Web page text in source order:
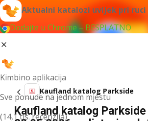
Aktualni katalozi uvijek pri ruci
Dodajte u Chrome – BESPLATNO
Kimbino aplikacija
Sve ponude na jednom mjestu
(14,1 tis. recenzija)
Kaufland katalog Parkside
Kaufland katalog Parkside